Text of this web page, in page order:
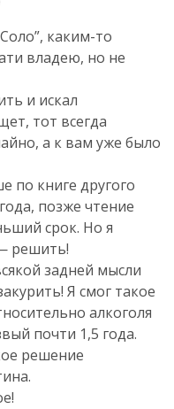
каким-то
владею, но не
и искал
тот всегда
а к вам уже было
по книге другого
позже чтение
срок. Но я
решить!
задней мысли
Я смог такое
алкоголя
почти 1,5 года.
решение